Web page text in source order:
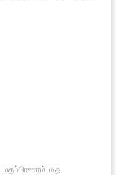
மதப்பிரசாரம் மத